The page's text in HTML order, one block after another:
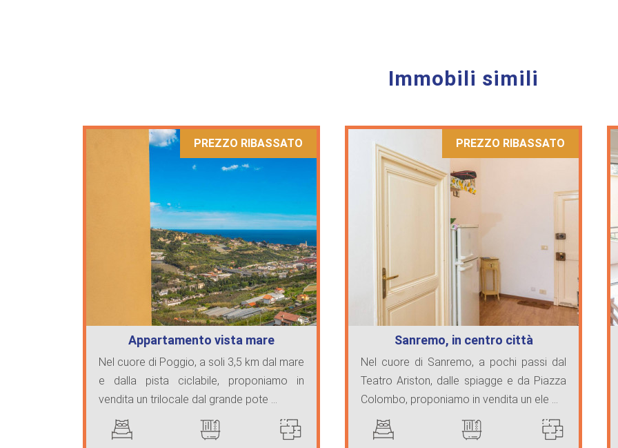
Immobili simili
PREZZO RIBASSATO
Appartamento vista mare
Nel cuore di Poggio, a soli 3,5 km dal mare
e dalla pista ciclabile, proponiamo in
vendita un trilocale dal grande pote ...
PREZZO RIBASSATO
Sanremo, in centro città
Nel cuore di Sanremo, a pochi passi dal
Teatro Ariston, dalle spiagge e da Piazza
Colombo, proponiamo in vendita un ele ...